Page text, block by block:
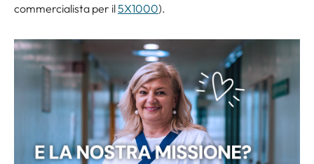
commercialista per il5X1000).